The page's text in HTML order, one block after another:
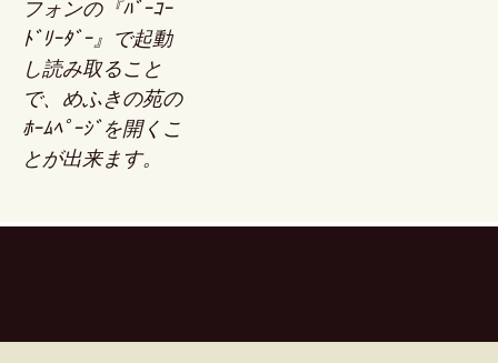
フォンの『ﾊﾞｰｺｰ
ﾄﾞﾘｰﾀﾞｰ』で起動
し読み取ること
で、めふきの苑の
ﾎｰﾑﾍﾟｰｼﾞを開くこ
とが出来ます。